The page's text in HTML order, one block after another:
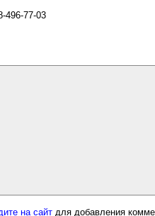
496-77-03
на сайт для добавления